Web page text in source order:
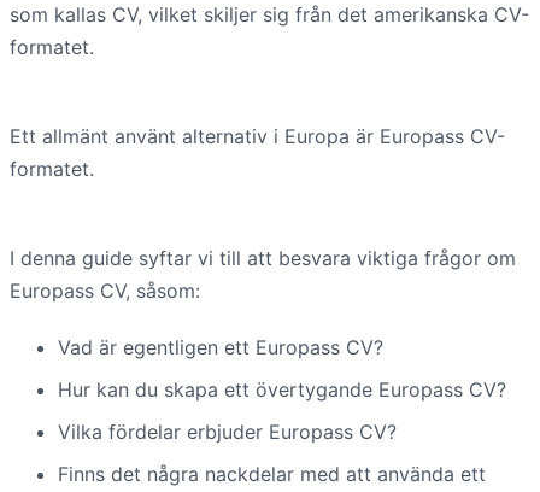
som kallas CV, vilket skiljer sig från det amerikanska CV-
formatet.
Ett allmänt använt alternativ i Europa är Europass CV-
formatet.
I denna guide syftar vi till att besvara viktiga frågor om
Europass CV, såsom:
Vad är egentligen ett Europass CV?
Hur kan du skapa ett övertygande Europass CV?
Vilka fördelar erbjuder Europass CV?
Finns det några nackdelar med att använda ett